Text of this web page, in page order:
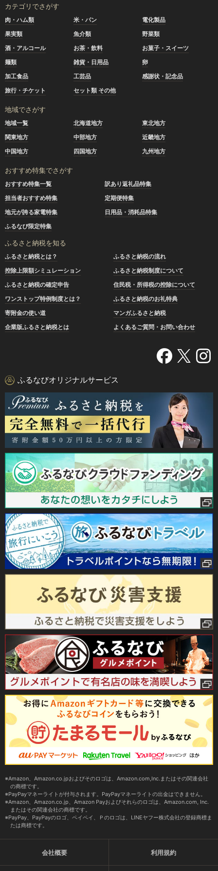
カテゴリでさがす
肉・ハム類 米・パン
電化製品
果実類
魚介類
野菜類
酒・アルコール
お茶・飲料
お菓子・スイーツ
麺類
雑貨・日用品
卵
加工食品
工芸品
感謝状・記念品
旅行・チケット
セット類 その他
地域でさがす
地域一覧 北海道地方
東北地方
関東地方
中部地方
近畿地方
中国地方
四国地方 九州地方
おすすめ特集でさがす
おすすめ特集一覧
訳あり返礼品特集
担当者おすすめ特集
定期便特集
地元が誇る家電特集
日用品・消耗品特集
ふるなび限定特集
ふるさと納税を知る
ふるさと納税とは？
ふるさと納税の流れ
控除上限額シミュレーション
ふるさと納税制度について
ふるさと納税の確定申告
住民税・所得税の控除について
ワンストップ特例制度とは？
ふるさと納税のお礼特典
寄附金の使い道
マンガふるさと納税
企業版ふるさと納税とは
よくあるご質問・お問い合わせ
ふるなびオリジナルサービス
Amazon、Amazon.co.jpおよびそのロゴは、Amazon.com,Inc.またはその関連会社
の商標です。
PayPayマネーライトが付与されます。PayPayマネーライトの出金はできません。
Amazon、Amazon.co.jp、Amazon Payおよびそれらのロゴは、Amazon.com, Inc.
またはその関連会社の商標です。
PayPay、PayPayのロゴ、ペイペイ、Ｐのロゴは、LINEヤフー株式会社の登録商標ま
たは商標です。
会社概要 利用規約